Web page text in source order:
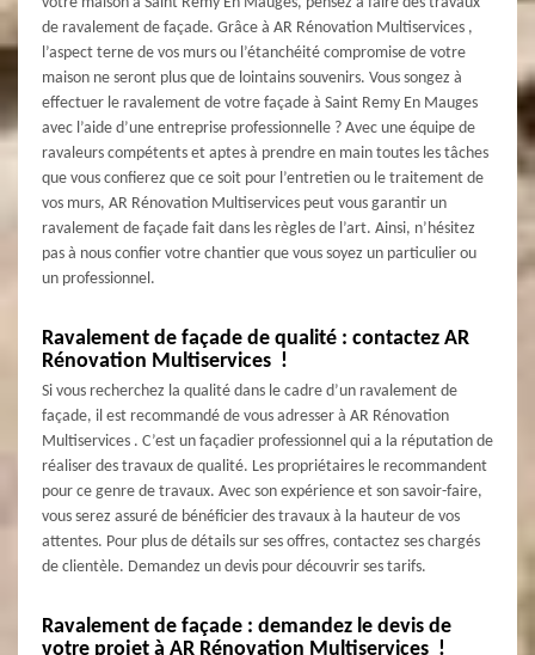
de ravalement de façade. Grâce à AR Rénovation Multiservices ,
l’aspect terne de vos murs ou l’étanchéité compromise de votre
maison ne seront plus que de lointains souvenirs. Vous songez à
effectuer le ravalement de votre façade à Saint Remy En Mauges
avec l’aide d’une entreprise professionnelle ? Avec une équipe de
ravaleurs compétents et aptes à prendre en main toutes les tâches
que vous confierez que ce soit pour l’entretien ou le traitement de
vos murs, AR Rénovation Multiservices peut vous garantir un
ravalement de façade fait dans les règles de l’art. Ainsi, n’hésitez
pas à nous confier votre chantier que vous soyez un particulier ou
un professionnel.
Ravalement de façade de qualité : contactez AR
Rénovation Multiservices !
Si vous recherchez la qualité dans le cadre d’un ravalement de
façade, il est recommandé de vous adresser à AR Rénovation
Multiservices . C’est un façadier professionnel qui a la réputation de
réaliser des travaux de qualité. Les propriétaires le recommandent
pour ce genre de travaux. Avec son expérience et son savoir-faire,
vous serez assuré de bénéficier des travaux à la hauteur de vos
attentes. Pour plus de détails sur ses offres, contactez ses chargés
de clientèle. Demandez un devis pour découvrir ses tarifs.
Ravalement de façade : demandez le devis de
votre projet à AR Rénovation Multiservices !